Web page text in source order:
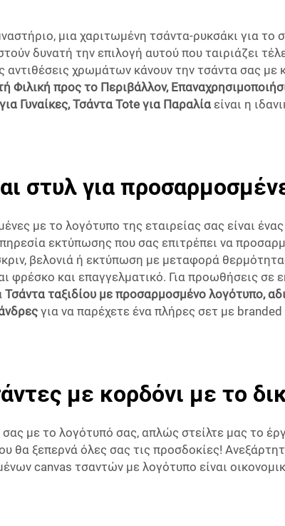
μια χαριτωμένη τσάντα-ρυκσάκι για
δυνατή την επιλογή αυτού που ταιριάζει
χρωμάτων κάνουν την τσάντα σας με
Φιλική προς το Περιβάλλον,
Γυναίκες, Τσάντα Tote για Παραλία είναι η
στυλ για
με το λογότυπο της εταιρείας σας είναι
εκτύπωσης που σας επιτρέπει να
βελονιά ή εκτύπωση με μεταφορά
φρέσκο και επαγγελματικό. Για προωθήσεις σε
Τσάντα ταξιδίου με προσαρμοσμένο λογότυπο,
για να παρέχετε ένα πλήρες σετ με
με κορδόνι με το
με το λογότυπό σας, απλώς στείλτε μας το
θα ξεπερνά όλες σας τις προσδοκίες!
canvas τσαντών με λογότυπο είναι